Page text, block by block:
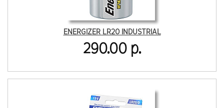
ENERGIZER LR20 INDUSTRIAL
290.00 р.